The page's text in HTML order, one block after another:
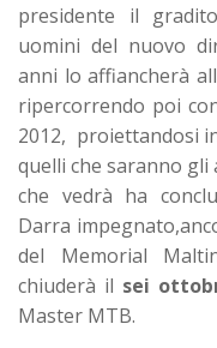
presidente il
uomini del nuovo
anni lo affiancherà
ripercorrendo poi
2012, proiettandosi
quelli che saranno
che vedrà ha
Darra
del Memorial
chiuderà il sei
Master MTB.